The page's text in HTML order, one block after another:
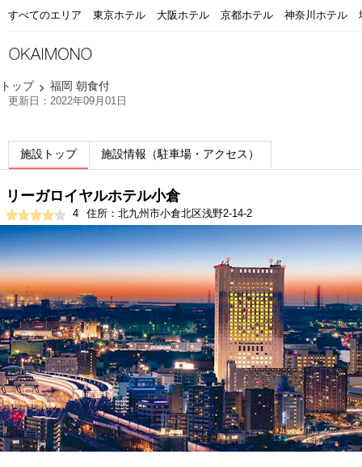
すべてのエリア 東京ホテル 大阪ホテル 京都ホテル 神奈川ホテル
トップ 福岡 朝食付
更新日：2022年09月01日
施設トップ 施設情報（駐車場・アクセス）
リーガロイヤルホテル小倉
4 住所：北九州市小倉北区浅野2-14-2